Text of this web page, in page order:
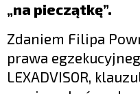
„na pieczątkę”.
Zdaniem Filipa
prawa
LEXADVISOR,